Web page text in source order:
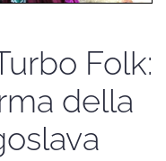
Folk:
della